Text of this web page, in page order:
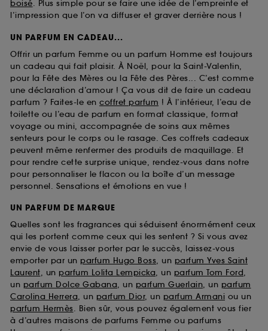
boisé. Plus simple pour se faire une idée de l’empreinte et
l’impression que l’on va diffuser et graver derrière nous !
UN PARFUM EN CADEAU...
Offrir un parfum Femme ou un parfum Homme est toujours
un cadeau qui fait plaisir. À Noël, pour la Saint-Valentin,
pour la Fête des Mères ou la Fête des Pères... C’est comme
une déclaration d’amour ! Ça vous dit de faire un cadeau
parfum ? Faites-le en coffret parfum ! À l’intérieur, l’eau de
toilette ou l’eau de parfum en format classique, format
voyage ou mini, accompagnée de soins aux mêmes
senteurs pour le corps ou le rasage. Ces coffrets cadeaux
peuvent même renfermer des produits de maquillage. Et
pour rendre cette surprise unique, rendez-vous dans notre
pour personnaliser le flacon ou la boîte d’un message
personnel. Sensations et émotions en vue !
UN PARFUM DE MARQUE
Quelles sont les fragrances qui séduisent énormément ceux
qui les portent comme ceux qui les sentent ? Si vous avez
envie de vous laisser porter par le succès, laissez-vous
emporter par un parfum Hugo Boss, un parfum Yves Saint
Laurent, un parfum Lolita Lempicka, un parfum Tom Ford,
un parfum Dolce Gabana, un parfum Guerlain, un parfum
Carolina Herrera, un parfum Dior, un parfum Armani ou un
parfum Hermès. Bien sûr, vous pouvez également vous fier
à d’autres maisons de parfums Femme ou parfums